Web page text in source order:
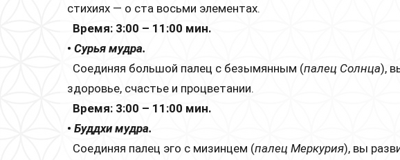
стихиях — о ста восьми элементах.
Время: 3:00 – 11:00 мин.
• Сурья мудра.
Соединяя большой палец с безымянным (палец Солнца),
здоровье, счастье и процветании.
Время: 3:00 – 11:00 мин.
• Буддхи мудра.
Соединяя палец эго с мизинцем (палец Меркурия), вы